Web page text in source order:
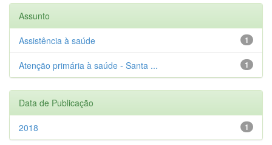
Assunto
1
Assistência à saúde
1
Atenção primária à saúde - Santa ...
Data de Publicação
1
2018